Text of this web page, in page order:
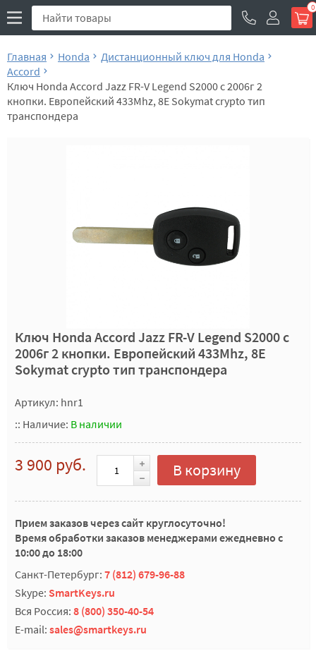
0
Главная Honda
Дистанционный ключ для Honda
Accord
Ключ Honda Accord Jazz FR-V Legend S2000 с 2006г 2
кнопки. Европейский 433Mhz, 8E Sokymat crypto тип
транспондера
Ключ Honda Accord Jazz FR-V Legend S2000 с
2006г 2 кнопки. Европейский 433Mhz, 8E
Sokymat crypto тип транспондера
Артикул: hnr1
:: Наличие: В наличии
3 900 руб. В корзину
Прием заказов через сайт круглосуточно!
Время обработки заказов менеджерами ежедневно с
10:00 до 18:00
Санкт-Петербург: 7 (812) 679-96-88
Skype: SmartKeys.ru
Вся Россия: 8 (800) 350-40-54
E-mail: sales@smartkeys.ru